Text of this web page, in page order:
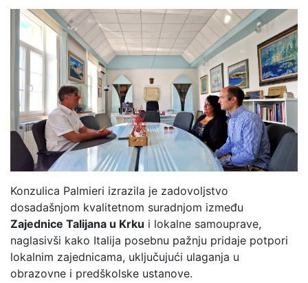
Konzulica Palmieri izrazila je zadovoljstvo
dosadašnjom kvalitetnom suradnjom između
Zajednice Talijana u Krku i lokalne samouprave,
naglasivši kako Italija posebnu pažnju pridaje potpori
lokalnim zajednicama, uključujući ulaganja u
obrazovne i predškolske ustanove.